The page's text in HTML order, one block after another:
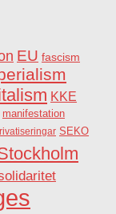
EU fascism
KKE
manifestation
SEKO